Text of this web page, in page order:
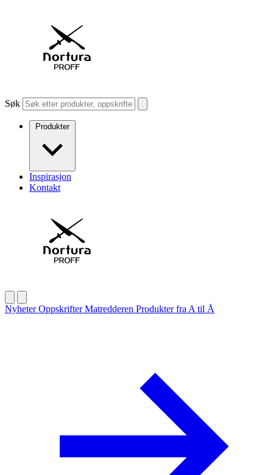
Søk
Produkter
Inspirasjon
Kontakt
NyheterOppskrifterMatredderen Produkter fra A til Å